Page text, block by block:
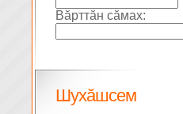
Вăрттăн сăмах:
Шухăшсем